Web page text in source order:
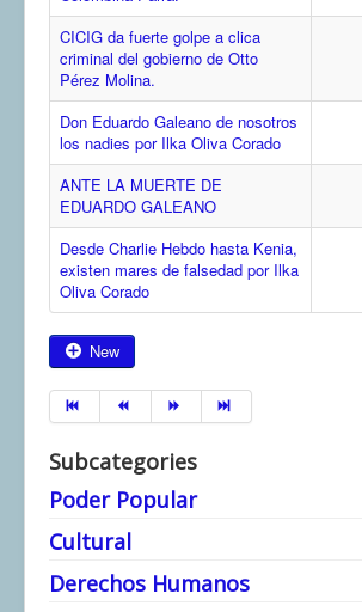
CICIG da fuerte golpe a clica
criminal del gobierno de Otto
Pérez Molina.
Don Eduardo Galeano de nosotros
los nadies por Ilka Oliva Corado
ANTE LA MUERTE DE
EDUARDO GALEANO
Desde Charlie Hebdo hasta Kenia,
existen mares de falsedad por Ilka
Oliva Corado
New
Subcategories
Poder Popular
Cultural
Derechos Humanos